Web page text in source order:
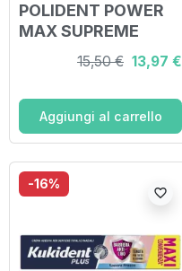
POLIDENT POWER
MAX SUPREME
TUTTO IN 1 CREMA
ADESIVA PROTESI
15,50 € 13,97 €
Aggiungi al carrello
-16%
favorite_border